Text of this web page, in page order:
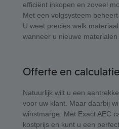
efficiënt inkopen en zoveel
Met een volgsysteem
U weet precies welk
wanneer u nieuwe materialen
Offerte en calculatie
Natuurlijk wilt u een
voor uw klant. Maar daarbij
winstmarge. Met Exact AEC
kostprijs en kunt u een